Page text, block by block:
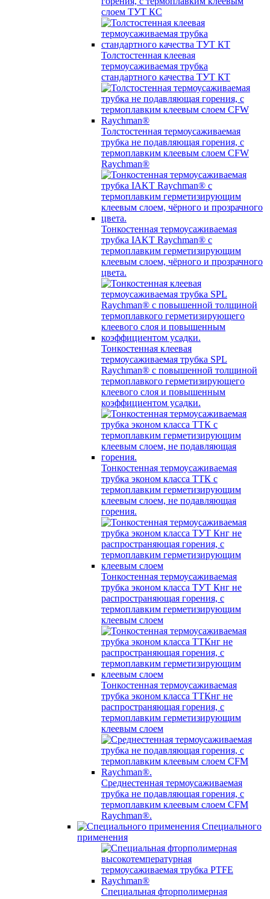
слоем ТУТ КС
Толстостенная клеевая
термоусаживаемая трубка
стандартного качества ТУТ КТ
Толстостенная термоусаживаемая
трубка не подавляющая горения, с
термоплавким клеевым слоем CFW
Raychman®
Тонкостенная термоусаживаемая
трубка IAKT Raychman® с
термоплавким герметизирующим
клеевым слоем, чёрного и прозрачного
цвета.
Тонкостенная клеевая
термоусаживаемая трубка SPL
Raychman® с повышенной толщиной
термоплавкого герметизирующего
клеевого слоя и повышенным
коэффициентом усадки.
Тонкостенная термоусаживаемая
трубка эконом класса ТТК с
термоплавким герметизирующим
клеевым слоем, не подавляющая
горения.
Тонкостенная термоусаживаемая
трубка эконом класса ТУТ Кнг не
распространяющая горения, с
термоплавким герметизирующим
клеевым слоем
Тонкостенная термоусаживаемая
трубка эконом класса ТТКнг не
распространяющая горения, с
термоплавким герметизирующим
клеевым слоем
Среднестенная термоусаживаемая
трубка не подавляющая горения, с
термоплавким клеевым слоем CFM
Raychman®.
Специального
применения
Специальная фторполимерная